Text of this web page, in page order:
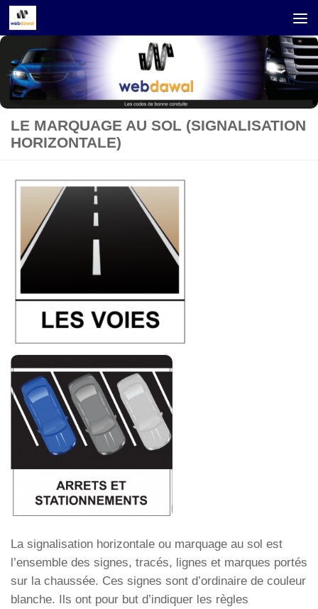
Skip to content
LE MARQUAGE AU SOL (SIGNALISATION
HORIZONTALE)
La signalisation horizontale ou marquage au sol est
l’ensemble des signes, tracés, lignes et marques portés
sur la chaussée. Ces signes sont d’ordinaire de couleur
blanche. Ils ont pour but d’indiquer les règles